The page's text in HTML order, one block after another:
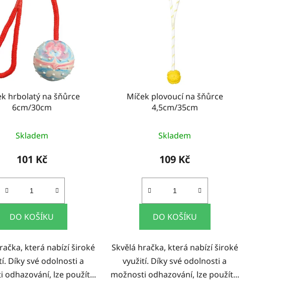
hrbolatý na šňůrce
6cm/30cm
Skladem
101 Kč
DO KOŠÍKU
která nabízí široké
Díky své odolnosti a
odhazování, lze použít...
Míček plovoucí na šňůrce
4,5cm/35cm
Skladem
109 Kč
DO KOŠÍKU
Skvělá hračka, která nabízí široké
využití. Díky své odolnosti a
možnosti odhazování, lze použít...